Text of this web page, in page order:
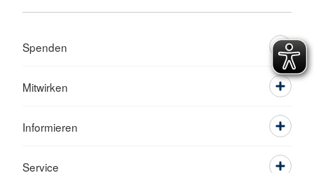
Spenden
Mitwirken
Informieren
Service